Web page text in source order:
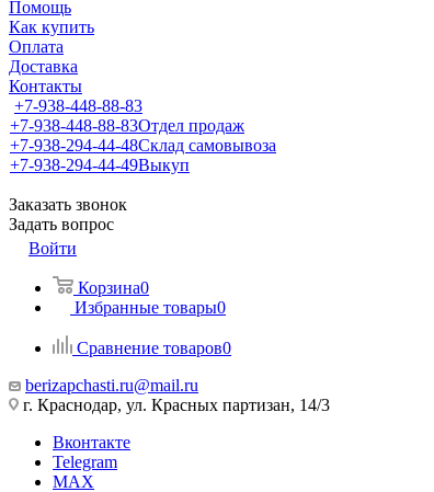
Помощь
Как купить
Оплата
Доставка
Контакты
+7-938-448-88-83
+7-938-448-88-83Отдел продаж
+7-938-294-44-48Склад самовывоза
+7-938-294-44-49Выкуп
Заказать звонок
Задать вопрос
Войти
Корзина0
Избранные товары0
Сравнение товаров0
berizapchasti.ru@mail.ru
г. Краснодар, ул. Красных партизан, 14/3
Вконтакте
Telegram
MAX